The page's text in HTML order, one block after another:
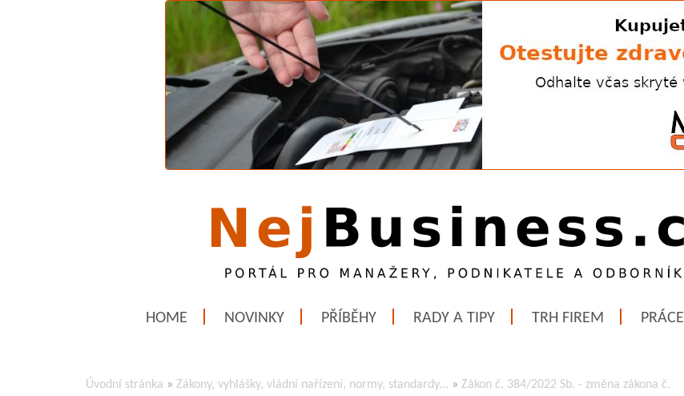
HOME NOVINKY PŘÍBĚHY RADY A TIPY TRH FIREM PRÁCE
Úvodní stránka » Zákony, vyhlášky, vládní nařízení, normy, standardy... » Zákon č. 384/2022 Sb. - změna zákona č.